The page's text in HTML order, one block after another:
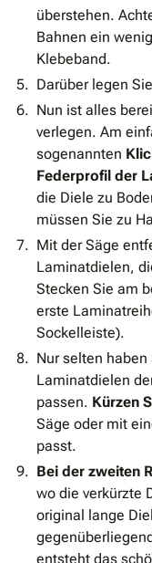
überstehen.
Bahnen ein
Klebeband.
Darüber legen
Nun ist alles
verlegen. Am
sogenannten
Federprofil der
die Diele zu
müssen Sie zu
Mit der Säge
Laminatdielen,
Stecken Sie am
erste
Sockelleiste).
Nur selten
Laminatdielen
passen. Kürzen
Säge oder mit
passt.
Bei der zweiten
wo die verkürzte
original lange
entsteht das